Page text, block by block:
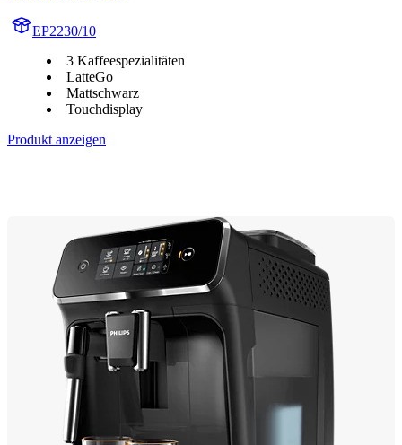
EP2230/10
3 Kaffeespezialitäten
LatteGo
Mattschwarz
Touchdisplay
Produkt anzeigen